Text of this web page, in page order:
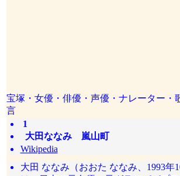
宝塚・女優・俳優・声優・ナレーター・
言
1
大田ななみ 嵐山町
Wikipedia
大田 ななみ（おおた ななみ、1993年